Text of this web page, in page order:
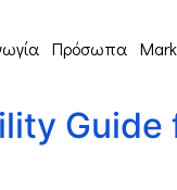
Πρόσωπα